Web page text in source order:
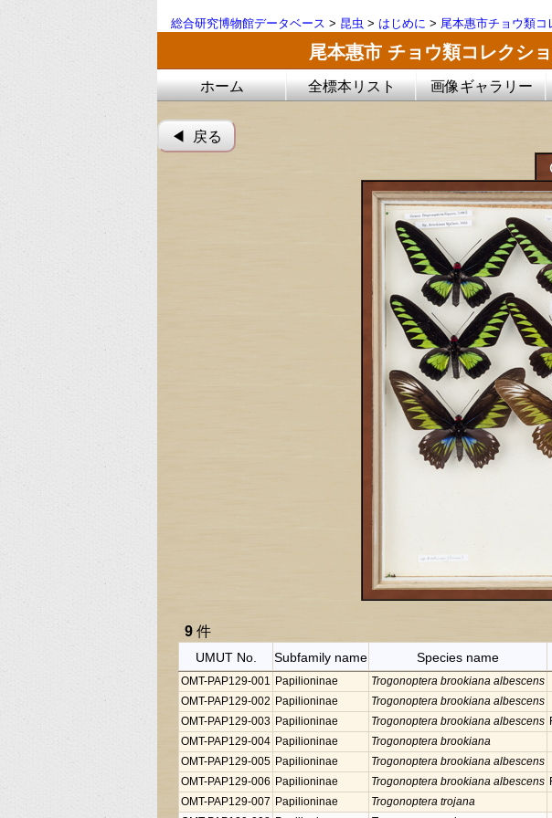
総合研究博物館データベース > 昆虫 > はじめに > 尾本惠市チョウ類コ
尾本惠市 チョウ類コレクシ
ホーム 全標本リスト 画像ギャラリー
◀︎ 戻る
9 件
UMUT No. Subfamily name Species name
OMT-PAP129-001 Papilioninae Trogonoptera brookiana albescens
OMT-PAP129-002 Papilioninae Trogonoptera brookiana albescens
OMT-PAP129-003 Papilioninae Trogonoptera brookiana albescens
OMT-PAP129-004 Papilioninae Trogonoptera brookiana
OMT-PAP129-005 Papilioninae Trogonoptera brookiana albescens
OMT-PAP129-006 Papilioninae Trogonoptera brookiana albescens
OMT-PAP129-007 Papilioninae Trogonoptera trojana